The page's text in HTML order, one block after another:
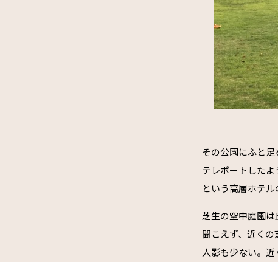
その公園にふと
テレポートした
という高層ホテ
芝生の空中庭園
聞こえず、近く
人影も少ない。